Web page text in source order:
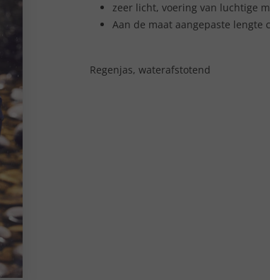
zeer licht, voering van luchtige
Aan de maat aangepaste lengte
Regenjas, waterafstotend